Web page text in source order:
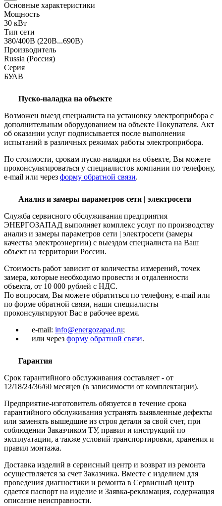
Основные характеристики
Мощность
30 кВт
Тип сети
380/400В (220В...690В)
Производитель
Russia (Россия)
Серия
БУАВ
Пуско-наладка на объекте
Возможен выезд специалиста на установку электроприбора с
дополнительным оборудованием на объекте Покупателя. Акт
об оказании услуг подписывается после выполнения
испытаний в различных режимах работы электроприбора.
По стоимости, срокам пуско-наладки на объекте, Вы можете
проконсультироваться у специалистов компании по телефону,
e-mail или через форму обратной связи.
Анализ и замеры параметров сети | электросети
Служба сервисного обслуживания предприятия
ЭНЕРГОЗАПАД выполняет комплекс услуг по производству
анализ и замеры параметров сети | электросети (замеры
качества электроэнергии) с выездом специалиста на Ваш
объект на территории России.
Стоимость работ зависит от количества измерений, точек
замера, которые необходимо провести и отдаленности
объекта, от 10 000 рублей с НДС.
По вопросам, Вы можете обратиться по телефону, e-mail или
по форме обратной связи, наши специалисты
проконсультируют Вас в рабочее время.
e-mail: info@energozapad.ru;
или через форму обратной связи.
Гарантия
Срок гарантийного обслуживания составляет - от
12/18/24/36/60 месяцев (в зависимости от комплектации).
Предприятие-изготовитель обязуется в течение срока
гарантийного обслуживания устранять выявленные дефекты
или заменять вышедшие из строя детали за свой счет, при
соблюдении Заказчиком ТУ, правил и инструкций по
эксплуатации, а также условий транспортировки, хранения и
правил монтажа.
Доставка изделий в сервисный центр и возврат из ремонта
осуществляется за счет Заказчика. Вместе с изделием для
проведения диагностики и ремонта в Сервисный центр
сдается паспорт на изделие и Заявка-рекламация, содержащая
описание неисправности.